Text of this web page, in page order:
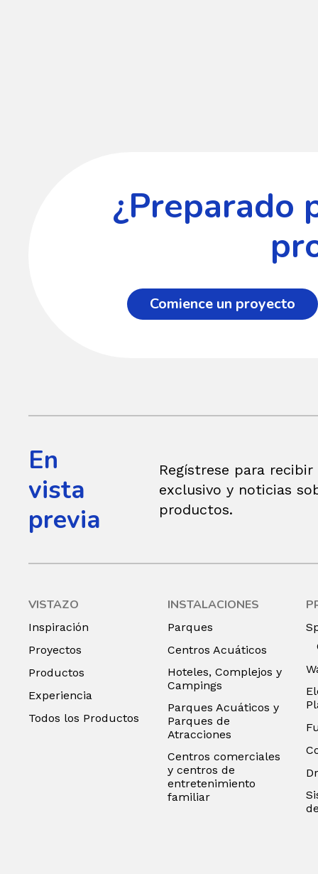
¿Preparado
Comience un proyecto
En
vista
previa
Regístrese para
exclusivo y noticias
productos.
VISTAZO
Inspiración
Proyectos
Productos
Experiencia
Todos los Productos
INSTALACIONES
Parques
Centros Acuáticos
Hoteles, Complejos y
Campings
Parques Acuáticos y
Parques de
Atracciones
Centros comerciales
y centros de
entretenimiento
familiar